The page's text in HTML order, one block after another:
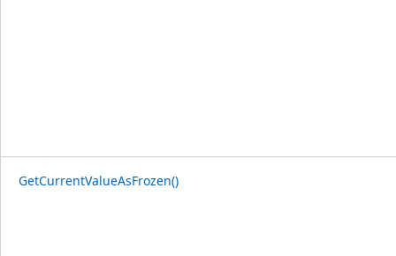
GetCurrentValueAsFrozen()